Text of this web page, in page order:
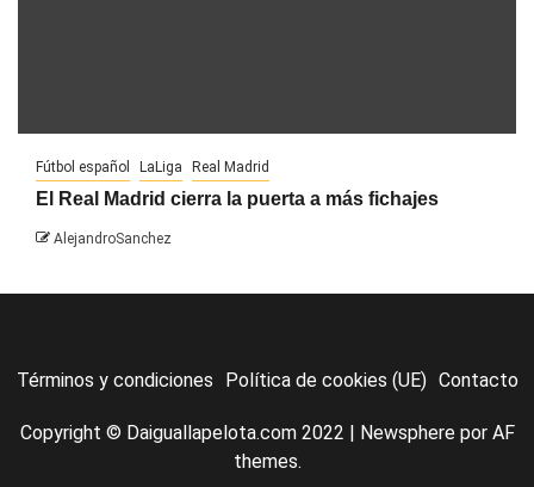
Fútbol español LaLiga Real Madrid
El Real Madrid cierra la puerta a más fichajes
AlejandroSanchez
Términos y condiciones Política de cookies (UE) Contacto
Copyright © Daiguallapelota.com 2022 | Newspherepor AF
themes.